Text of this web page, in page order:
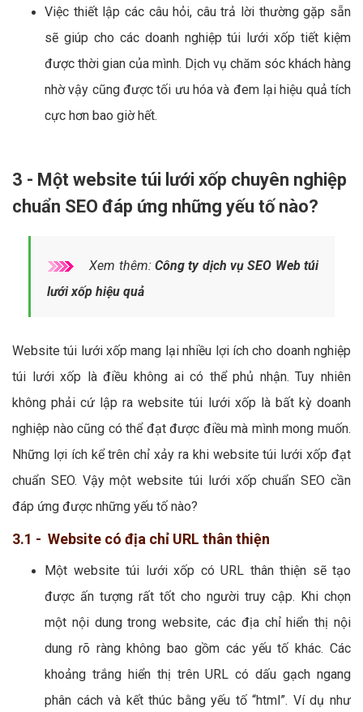
Việc thiết lập các câu hỏi, câu trả lời thường gặp sẵn
sẽ giúp cho các doanh nghiệp túi lưới xốp tiết kiệm
được thời gian của mình. Dịch vụ chăm sóc khách hàng
nhờ vậy cũng được tối ưu hóa và đem lại hiệu quả tích
cực hơn bao giờ hết.
3 - Một website túi lưới xốp chuyên nghiệp
chuẩn SEO đáp ứng những yếu tố nào?
Xem thêm: Công ty dịch vụ SEO Web túi
lưới xốp hiệu quả
Website túi lưới xốp mang lại nhiều lợi ích cho doanh nghiệp
túi lưới xốp là điều không ai có thể phủ nhận. Tuy nhiên
không phải cứ lập ra website túi lưới xốp là bất kỳ doanh
nghiệp nào cũng có thể đạt được điều mà mình mong muốn.
Những lợi ích kể trên chỉ xảy ra khi website túi lưới xốp đạt
chuẩn SEO. Vậy một website túi lưới xốp chuẩn SEO cần
đáp ứng được những yếu tố nào?
3.1 - Website có địa chỉ URL thân thiện
Một website túi lưới xốp có URL thân thiện sẽ tạo
được ấn tượng rất tốt cho người truy cập. Khi chọn
một nội dung trong website, các địa chỉ hiển thị nội
dung rõ ràng không bao gồm các yếu tố khác. Các
khoảng trắng hiển thị trên URL có dấu gạch ngang
phân cách và kết thúc bằng yếu tố “html”. Ví dụ như